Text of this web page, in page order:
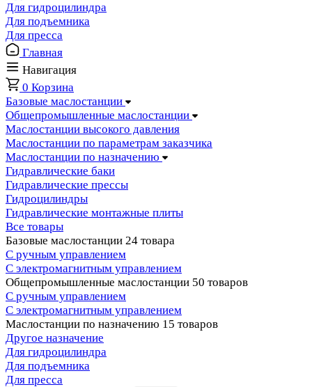
Для гидроцилиндра
Для подъемника
Для пресса
Главная
Навигация
0 Корзина
Базовые маслостанции
Общепромышленные маслостанции
Маслостанции высокого давления
Маслостанции по параметрам заказчика
Маслостанции по назначению
Гидравлические баки
Гидравлические прессы
Гидроцилиндры
Гидравлические монтажные плиты
Все товары
Базовые маслостанции 24 товара
С ручным управлением
С электромагнитным управлением
Общепромышленные маслостанции 50 товаров
С ручным управлением
С электромагнитным управлением
Маслостанции по назначению 15 товаров
Другое назначение
Для гидроцилиндра
Для подъемника
Для пресса